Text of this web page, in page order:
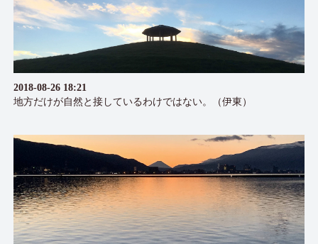
2018-08-26 18:21
地方だけが自然と接しているわけではない。（伊東）